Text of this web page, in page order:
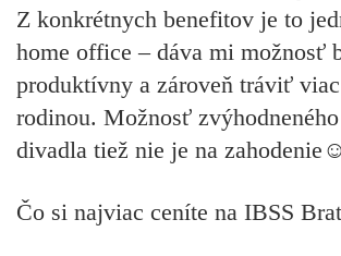
Z konkrétnych benefitov je to
home office – dáva mi možnosť
produktívny a zároveň tráviť viac
rodinou. Možnosť
divadla tiež nie je na zahodenie☺
Čo si najviac ceníte na IBSS